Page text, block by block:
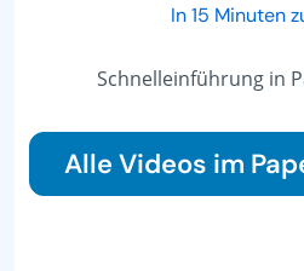
In 15 Minuten
Schnelleinführung in
Alle Videos im